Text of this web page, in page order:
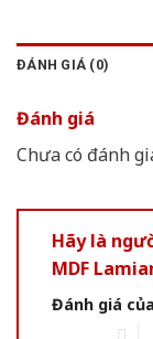
ĐÁNH GIÁ (0)
Đánh giá
Chưa có đánh
Hãy là
MDF
Đánh giá